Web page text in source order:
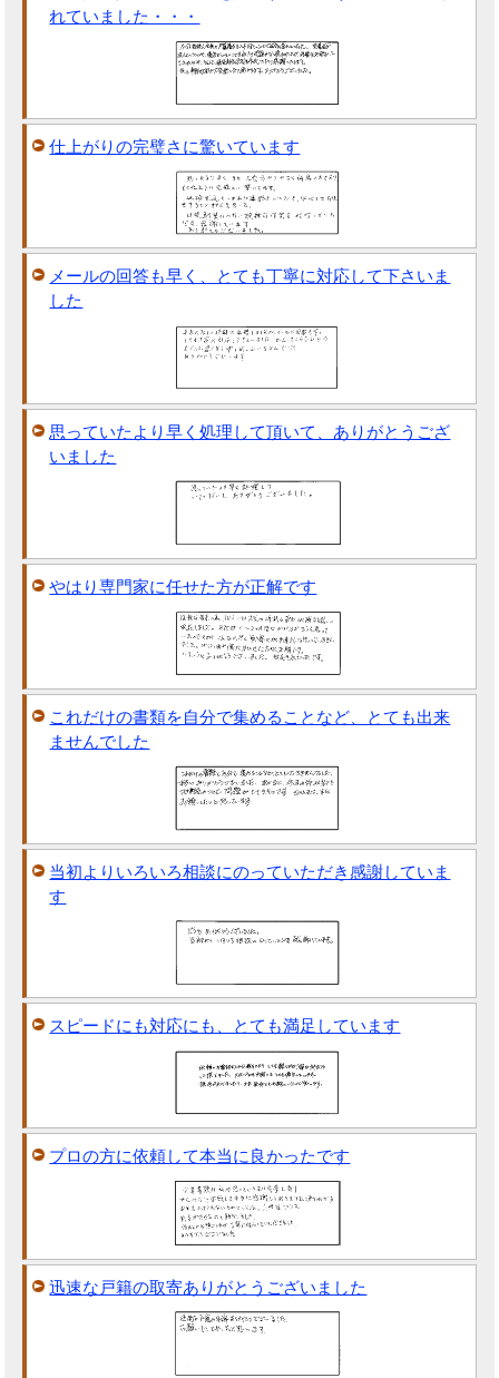
れていました・・・
仕上がりの完璧さに驚いています
メールの回答も早く、とても丁寧に対応して下さいま
した
思っていたより早く処理して頂いて、ありがとうござ
いました
やはり専門家に任せた方が正解です
これだけの書類を自分で集めることなど、とても出来
ませんでした
当初よりいろいろ相談にのっていただき感謝していま
す
スピードにも対応にも、とても満足しています
プロの方に依頼して本当に良かったです
迅速な戸籍の取寄ありがとうございました